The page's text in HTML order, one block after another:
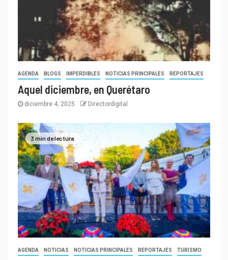
AGENDA BLOGS IMPERDIBLES NOTICIAS PRINCIPALES REPORTAJES
Aquel diciembre, en Querétaro
diciembre 4, 2025 Directordigital
3 min de lectura
AGENDA NOTICIAS NOTICIAS PRINCIPALES REPORTAJES TURISMO